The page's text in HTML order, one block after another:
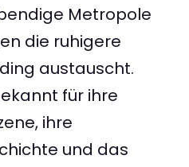
Metropole
die ruhigere
austauscht.
für ihre
ihre
und das